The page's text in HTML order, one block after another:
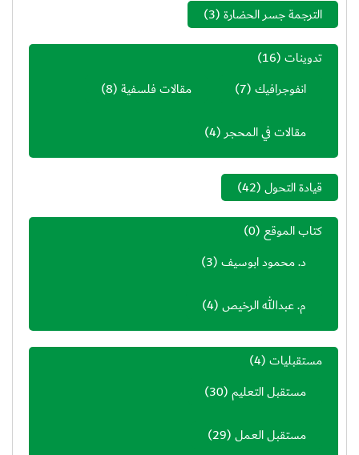
الترجمة جسر الحضارة(3)
تدوينات(16)
انفوجرافيك(7) مقالات فلسفية(8)
مقالات في المحجر(4)
قيادة التحول(42)
كتاب الموقع (0)
د. محمود ابوسيف(3)
م. عبدالله الرخيص(4)
مستقبليات(4)
مستقبل التعليم(30)
مستقبل العمل(29)